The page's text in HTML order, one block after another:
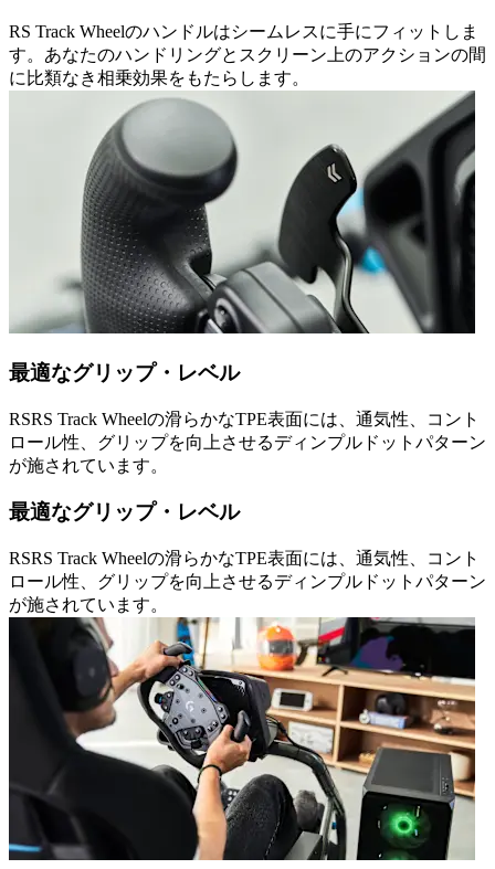
RS Track Wheelのハンドルはシームレスに手にフィットしま
す。あなたのハンドリングとスクリーン上のアクションの間
に比類なき相乗効果をもたらします。
最適なグリップ・レベル
RSRS Track Wheelの滑らかなTPE表面には、通気性、コント
ロール性、グリップを向上させるディンプルドットパターン
が施されています。
最適なグリップ・レベル
RSRS Track Wheelの滑らかなTPE表面には、通気性、コント
ロール性、グリップを向上させるディンプルドットパターン
が施されています。